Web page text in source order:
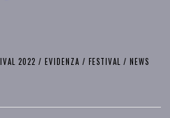
2022 / EVIDENZA / FESTIVAL / NEWS